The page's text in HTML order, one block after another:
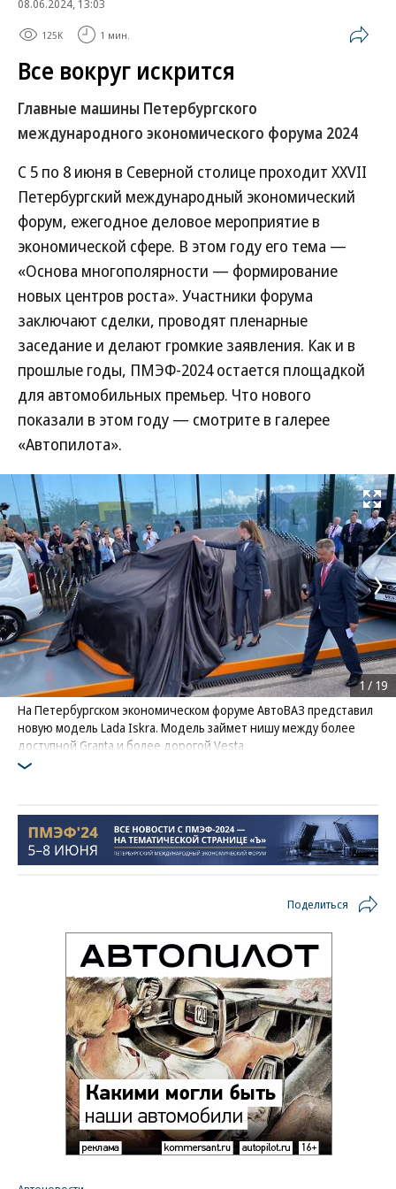
08.06.2024, 13:03
125K 1 мин.
Все вокруг искрится
Главные машины Петербургского
международного экономического форума 2024
С 5 по 8 июня в Северной столице проходит XXVII
Петербургский международный экономический
форум, ежегодное деловое мероприятие в
экономической сфере. В этом году его тема —
«Основа многополярности — формирование
новых центров роста». Участники форума
заключают сделки, проводят пленарные
заседание и делают громкие заявления. Как и в
прошлые годы, ПМЭФ-2024 остается площадкой
для автомобильных премьер. Что нового
показали в этом году — смотрите в галерее
«Автопилота».
Развернуть
На Петербургском экономическом форуме АвтоВАЗ представил
новую модель Lada Iskra. Модель займет нишу между более
доступной Granta и более дорогой Vesta
Фото: Дмитрий Алексеев
1 / 19
Поделиться